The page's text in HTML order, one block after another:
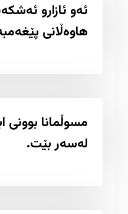
ئەو ئازارو
هاوەڵانی
مسوڵمانا بوونی
لەسەر بێت.